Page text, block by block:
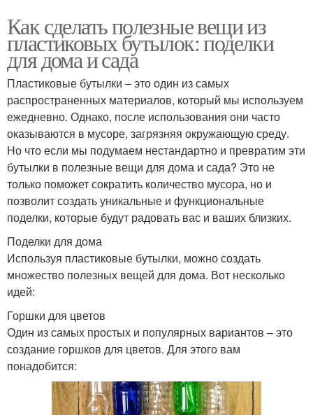
Как сделать полезные вещи из
пластиковых бутылок: поделки
для дома и сада
Пластиковые бутылки – это один из самых
распространенных материалов, который мы используем
ежедневно. Однако, после использования они часто
оказываются в мусоре, загрязняя окружающую среду.
Но что если мы подумаем нестандартно и превратим эти
бутылки в полезные вещи для дома и сада? Это не
только поможет сократить количество мусора, но и
позволит создать уникальные и функциональные
поделки, которые будут радовать вас и ваших близких.
Поделки для дома
Используя пластиковые бутылки, можно создать
множество полезных вещей для дома. Вот несколько
идей:
Горшки для цветов
Один из самых простых и популярных вариантов – это
создание горшков для цветов. Для этого вам
понадобится: